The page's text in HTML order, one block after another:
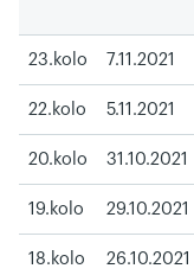
23.kolo 7.11.2021
22.kolo 5.11.2021
20.kolo 31.10.2021
19.kolo 29.10.2021
18.kolo 26.10.2021